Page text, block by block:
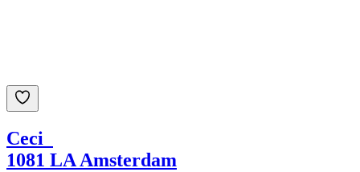
Ceci
1081 LA Amsterdam